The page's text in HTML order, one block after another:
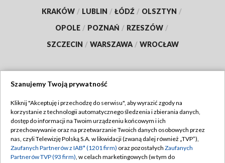
KRAKÓW / LUBLIN / ŁÓDŹ / OLSZTYN /
OPOLE / POZNAŃ / RZESZÓW /
SZCZECIN / WARSZAWA / WROCŁAW
TVP
Abonament TVP
Emisja w TVP
Regulamin TVP
Polityka prywatności
Szanujemy Twoją prywatność
Kliknij "Akceptuję i przechodzę do serwisu", aby wyrazić zgody na
korzystanie z technologii automatycznego śledzenia i zbierania danych,
dostęp do informacji na Twoim urządzeniu końcowym i ich
przechowywanie oraz na przetwarzanie Twoich danych osobowych przez
nas, czyli Telewizję Polską S.A. w likwidacji (zwaną dalej również „TVP”),
Zaufanych Partnerów z IAB* (1201 firm) oraz pozostałych Zaufanych
Partnerów TVP (93 firm), w celach marketingowych (w tym do